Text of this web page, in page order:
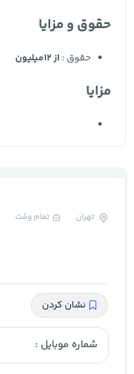
حقوق و مزایا
حقوق : از 12میلیون
مزایا
تهران تمام وقت
نشان کردن
شماره موبایل :